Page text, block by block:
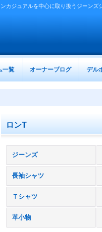
カジュアルを中心に取り扱うジーンズ
一覧 オーナーブログ デル
ロンT
ジーンズ
長袖シャツ
Ｔシャツ
革小物